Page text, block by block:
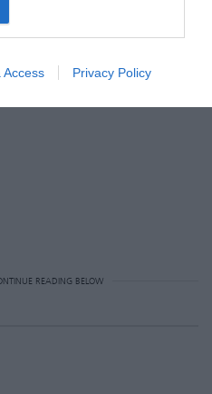
Access Privacy Policy
READING BELOW